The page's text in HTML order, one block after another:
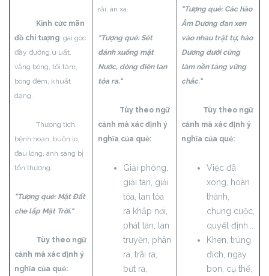
Kinh cức mãn
đồ chi tượng: gai góc
đầy đường.u uất,
vắng bóng, tối tăm,
bóng đêm, khuất
dạng.
Thương tích,
bệnh hoạn, buồn lo,
đau lòng, ánh sáng bị
tổn thương.
"Tượng quẻ: Mặt Đất
che lấp Mặt Trời."
Tùy theo ngữ
cảnh mà xác định ý
nghĩa của quẻ:
rải, ân xá.
"Tượng quẻ: Sét
đánh xuống mặt
Nước, dòng điện lan
tỏa ra."
Tùy theo ngữ
cảnh mà xác định ý
nghĩa của quẻ:
Giải phóng,
giải tán, giải
tỏa, lan tỏa
ra khắp nơi,
phát tán, lan
truyền, phân
ra, trãi ra,
bứt ra,
"Tượng quẻ: Các hào
Âm Dương đan xen
vào nhau trật tự, hào
Dương dưới cùng
làm nền tảng vững
chắc."
Tùy theo ngữ
cảnh mà xác định ý
nghĩa của quẻ:
Việc đã
xong, hoàn
thành,
chung cuộc,
quyết định...
Khen, trúng
đích, ngay
bon, cụ thể,